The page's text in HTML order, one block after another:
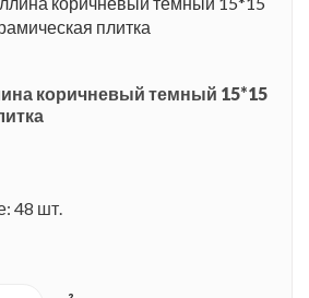
коричневый темный 15*15
48 шт.